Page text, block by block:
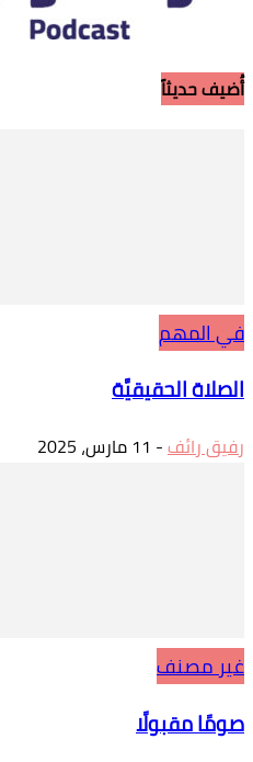
أُضيف حديثاً
في المهم
الصلاة الحقيقيَّة
رفيق رائف- 11 مارس، 2025
غير مصنف
صومًا مقبولًا